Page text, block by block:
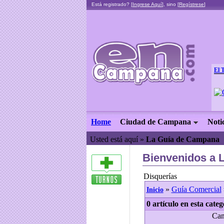
Está registrado? [Ingrese Aquí], sino [Regístrese]
El
Home Ciudad de Campana
Usted está aquí » La Guía de Campana
Bienvenidos a
Disquerías
Inicio» Guía Comercial
0 artículo en esta